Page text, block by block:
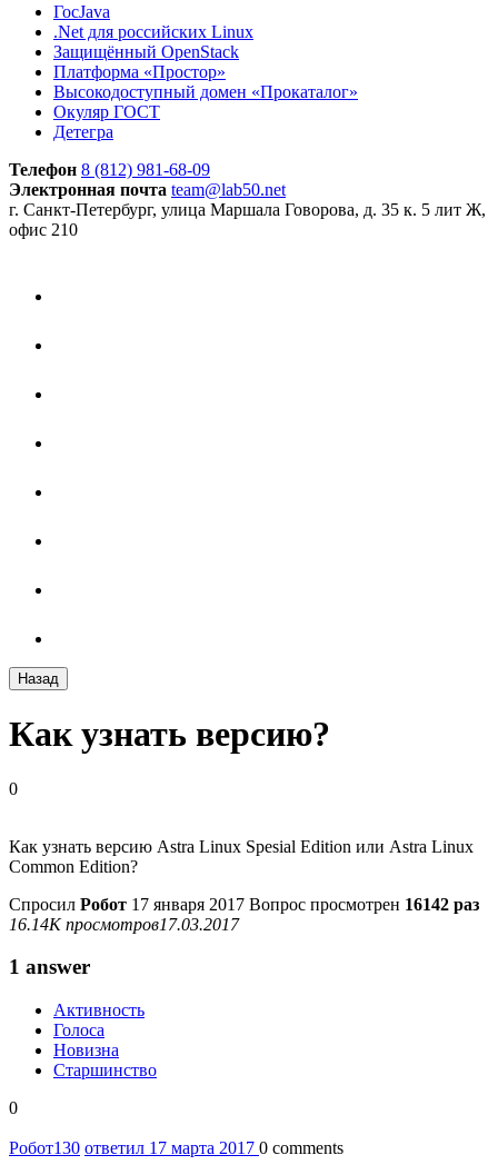
ГосJava
.Net для российских Linux
Защищённый OpenStack
Платформа «Простор»
Высокодоступный домен «Прокаталог»
Окуляр ГОСТ
Детегра
Телефон 8 (812) 981-68-09
Электронная почта team@lab50.net
г. Санкт-Петербург, улица Маршала Говорова, д. 35 к. 5 лит Ж,
офис 210
Назад
Как узнать версию?
0
Как узнать версию Astra Linux Spesial Edition или Astra Linux
Common Edition?
Спросил Робот 17 января 2017 Вопрос просмотрен 16142 раз
16.14K просмотров17.03.2017
1 answer
Активность
Голоса
Новизна
Старшинство
0
Робот130 ответил 17 марта 2017 0 comments